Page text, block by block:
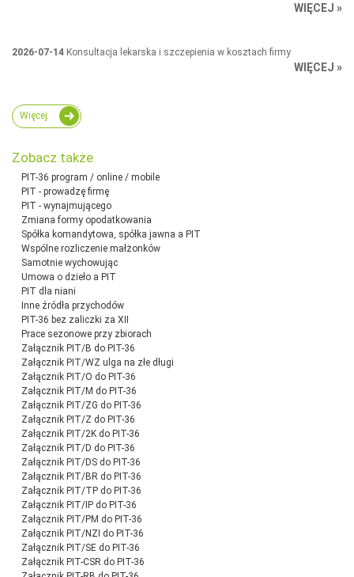
WIĘCEJ »
2026-07-14 Konsultacja lekarska i szczepienia w kosztach firmy
WIĘCEJ »
Więcej
Zobacz także
PIT-36 program / online / mobile
PIT - prowadzę firmę
PIT - wynajmującego
Zmiana formy opodatkowania
Spółka komandytowa, spółka jawna a PIT
Wspólne rozliczenie małżonków
Samotnie wychowując
Umowa o dzieło a PIT
PIT dla niani
Inne źródła przychodów
PIT-36 bez zaliczki za XII
Prace sezonowe przy zbiorach
Załącznik PIT/B do PIT-36
Załącznik PIT/WZ ulga na złe długi
Załącznik PIT/O do PIT-36
Załącznik PIT/M do PIT-36
Załącznik PIT/ZG do PIT-36
Załącznik PIT/Z do PIT-36
Załącznik PIT/2K do PIT-36
Załącznik PIT/D do PIT-36
Załącznik PIT/DS do PIT-36
Załącznik PIT/BR do PIT-36
Załącznik PIT/TP do PIT-36
Załącznik PIT/IP do PIT-36
Załącznik PIT/PM do PIT-36
Załącznik PIT/NZI do PIT-36
Załącznik PIT/SE do PIT-36
Załącznik PIT-CSR do PIT-36